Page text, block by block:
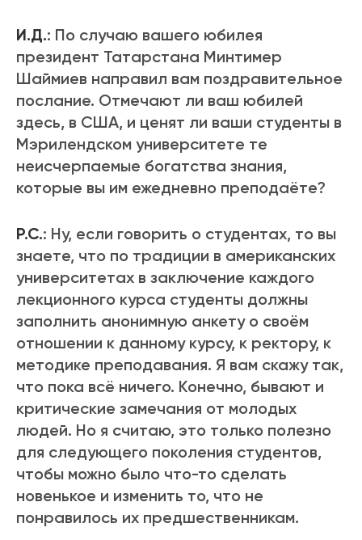
И.Д.: По случаю вашего юбилея
президент Татарстана Минтимер
Шаймиев направил вам поздравительное
послание. Отмечают ли ваш юбилей
здесь, в США, и ценят ли ваши студенты в
Мэрилендском университете те
неисчерпаемые богатства знания,
которые вы им ежедневно преподаёте?
Р.С.: Ну, если говорить о студентах, то вы
знаете, что по традиции в американских
университетах в заключение каждого
лекционного курса студенты должны
заполнить анонимную анкету о своём
отношении к данному курсу, к ректору, к
методике преподавания. Я вам скажу так,
что пока всё ничего. Конечно, бывают и
критические замечания от молодых
людей. Но я считаю, это только полезно
для следующего поколения студентов,
чтобы можно было что-то сделать
новенькое и изменить то, что не
понравилось их предшественникам.